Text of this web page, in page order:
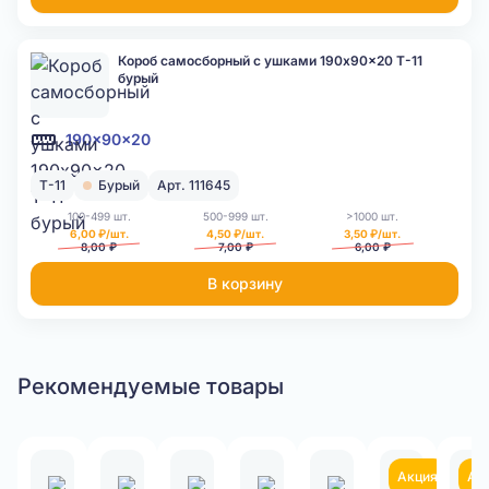
190x90x20
Короб самосборный с ушками 190x90x20 Т-11
бурый
Т-11 Бурый Арт. 111645
100-499 шт.
6,00 ₽/шт.
8,00 ₽
500-999 шт.
4,50 ₽/шт.
7,00 ₽
>1000 шт.
3,50 ₽/шт.
6,00 ₽
В корзину
Рекомендуемые товары
Акция